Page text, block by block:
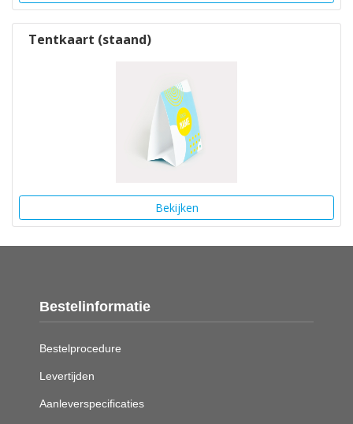
Tentkaart (staand)
Bekijken
Bestelinformatie
Bestelprocedure
Levertijden
Aanleverspecificaties